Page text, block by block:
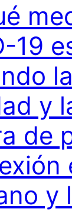
19
la
y
de
y